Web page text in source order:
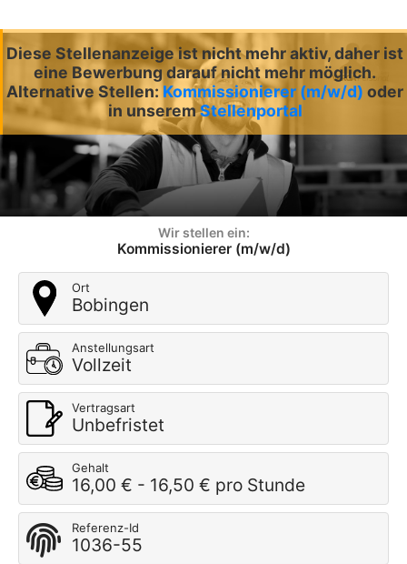
Diese Stellenanzeige ist nicht mehr aktiv, daher ist
eine Bewerbung darauf nicht mehr möglich.
Alternative Stellen: Kommissionierer (m/w/d) oder
in unseremStellenportal
Wir stellen ein:
Kommissionierer (m/w/d)
Ort
Bobingen
Anstellungsart
Vollzeit
Vertragsart
Unbefristet
Gehalt
16,00 € - 16,50 € pro Stunde
Referenz-Id
1036-55